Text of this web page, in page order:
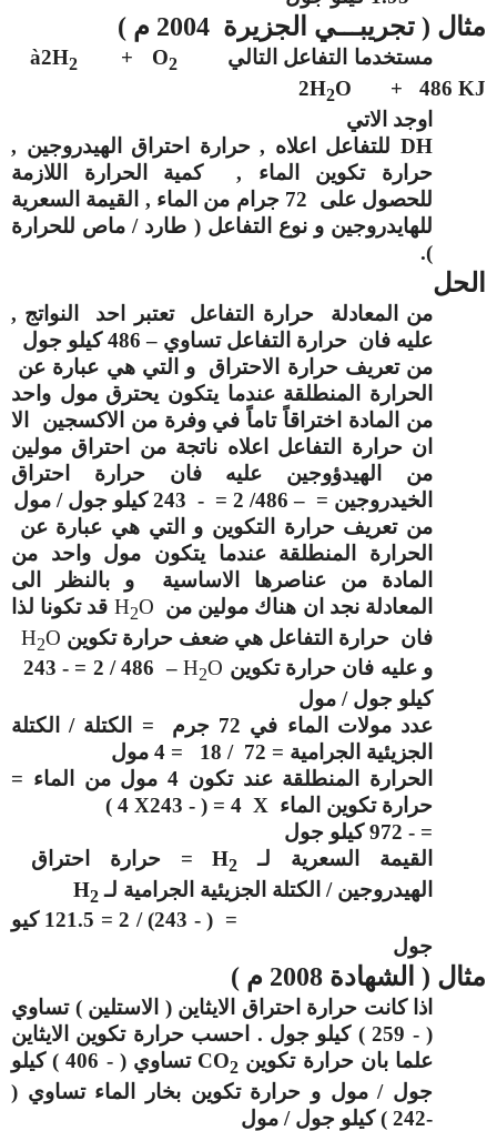
مثال ( تجريبـــي الجزيرة 2004 م )
مستخدما التفاعل التالي 2H2 + O2
à
2H2O + 486 KJ
اوجد الاتي
DH للتفاعل اعلاه , حرارة احتراق الهيدروجين ,
حرارة تكوين الماء , كمية الحرارة اللازمة
للحصول على 72 جرام من الماء , القيمة السعرية
للهايدروجين و نوع التفاعل ( طارد / ماص للحرارة
).
الحل
من المعادلة حرارة التفاعل تعتبر احد النواتج ,
عليه فان حرارة التفاعل تساوي – 486كيلو جول
من تعريف حرارة الاحتراق و التي هي عبارة عن
الحرارة المنطلقة عندما يتكون يحترق مول واحد
من المادة اختراقاً تاماً في وفرة من الاكسجين الا
ان حرارة التفاعل اعلاه ناتجة من احتراق مولين
من الهيدؤوجين عليه فان حرارة احتراق
الخيدروجين = – 486/ 2 = - 243 كيلو جول / مول
من تعريف حرارة التكوين و التي هي عبارة عن
الحرارة المنطلقة عندما يتكون مول واحد من
المادة من عناصرها الاساسية و بالنظر الى
المعادلة نجد ان هناك مولين من
H2O
قد تكونا لذا
فان حرارة التفاعل هي ضعف حرارة تكوين
H2O
و عليه فان حرارة تكوين
H2O
– 486
كيلو جول / مول
عدد مولات الماء في 72 جرم = الكتلة / الكتلة
الجزيئية الجرامية = 72 / 18 = 4 مول
الحرارة المنطلقة عند تكون 4 مول من الماء =
حرارة تكوين الماء X
X
= - 972 كيلو جول
القيمة السعرية لـ
H2
= حرارة احتراق
الهيدروجين / الكتلة الجزيئية الجرامية لـ H2
= ( - 243) / 2 = 121.5 كيو
جول
مثال ( الشهادة 2008 م )
اذا كانت حرارة احتراق الايثاين ( الاستلين ) تساوي
( - 259 ) كيلو جول . احسب حرارة تكوين الايثاين
علما بان حرارة تكوين
CO2
تساوي ( - 406 ) كيلو
جول / مول و حرارة تكوين بخار الماء تساوي (
-242 ) كيلو جول / مول